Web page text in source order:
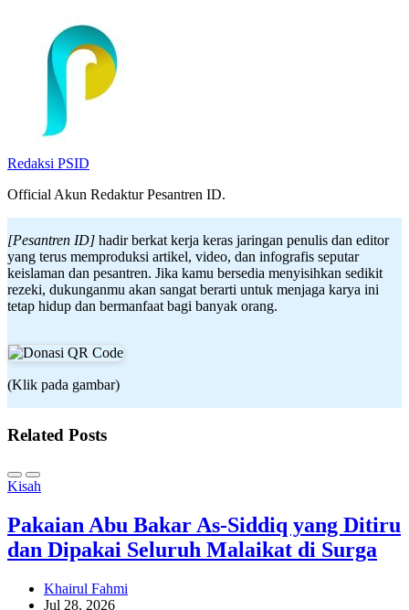
Redaksi PSID
Official Akun Redaktur Pesantren ID.
[Pesantren ID] hadir berkat kerja keras jaringan penulis dan editor
yang terus memproduksi artikel, video, dan infografis seputar
keislaman dan pesantren. Jika kamu bersedia menyisihkan sedikit
rezeki, dukunganmu akan sangat berarti untuk menjaga karya ini
tetap hidup dan bermanfaat bagi banyak orang.
(Klik pada gambar)
Related Posts
Kisah
Pakaian Abu Bakar As-Siddiq yang Ditiru
dan Dipakai Seluruh Malaikat di Surga
Khairul Fahmi
Jul 28, 2026